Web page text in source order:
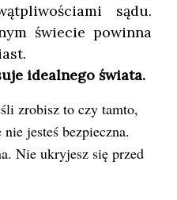
sądu.
świecie powinna
idealnego świata.
zrobisz to czy tamto,
jesteś bezpieczna.
Nie ukryjesz się przed